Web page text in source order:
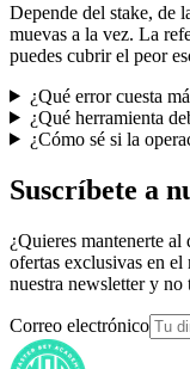
Depende del stake, de
muevas a la vez. La
puedes cubrir el peor
¿Qué error cuesta
¿Qué herramienta
¿Cómo sé si la
Suscríbete a
¿Quieres mantenerte
ofertas exclusivas en el
nuestra newsletter y
Correo electrónico